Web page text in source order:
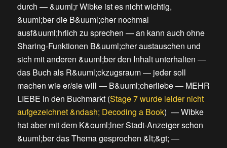
durch —&uuml;r Wibke ist es nicht wichtig,
&uuml;ber die B&uuml;cher nochmal
ausf&uuml;hrlich zu sprechen —an kann auch ohne
Sharing-Funktionen B&uuml;cher austauschen und
sich mit anderen &uuml;ber den Inhalt unterhalten —
das Buch als R&uuml;ckzugsraum— jeder soll
machen wie er/sie will — B&uuml;cherliebe— MEHR
LIEBE in den Buchmarkt(Stage 7 wurde leider nicht
aufgezeichnet &ndash; Decoding a Book) —Wibke
hat aber mit dem K&ouml;lner Stadt-Anzeiger schon
&uuml;ber das Thema gesprochen &lt;&gt; —